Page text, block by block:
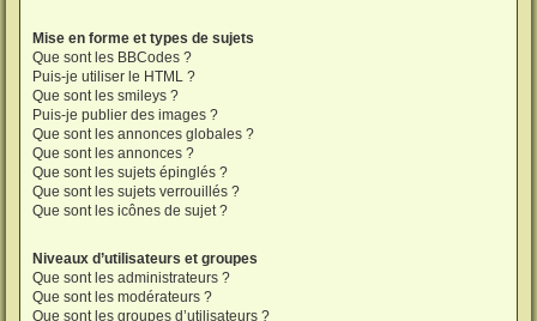
Mise en forme et types de sujets
Que sont les BBCodes ?
Puis-je utiliser le HTML ?
Que sont les smileys ?
Puis-je publier des images ?
Que sont les annonces globales ?
Que sont les annonces ?
Que sont les sujets épinglés ?
Que sont les sujets verrouillés ?
Que sont les icônes de sujet ?
Niveaux d’utilisateurs et groupes
Que sont les administrateurs ?
Que sont les modérateurs ?
Que sont les groupes d’utilisateurs ?